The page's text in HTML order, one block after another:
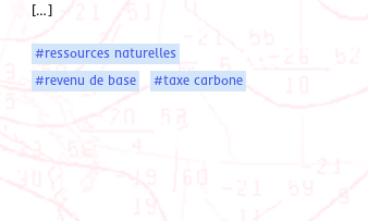
[…]
#ressources naturelles
#revenu de base
#taxe carbone